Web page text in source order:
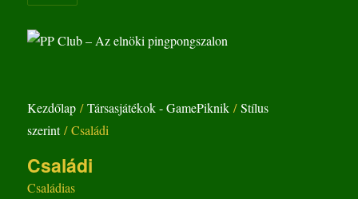
Kezdőlap /Társasjátékok - GamePiknik /Stílus
szerint/ Családi
Családi
Családias